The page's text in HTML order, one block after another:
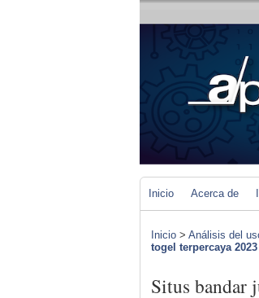
Inicio Acerca de
Inicio > Análisis del
togel terpercaya 2023
Situs bandar